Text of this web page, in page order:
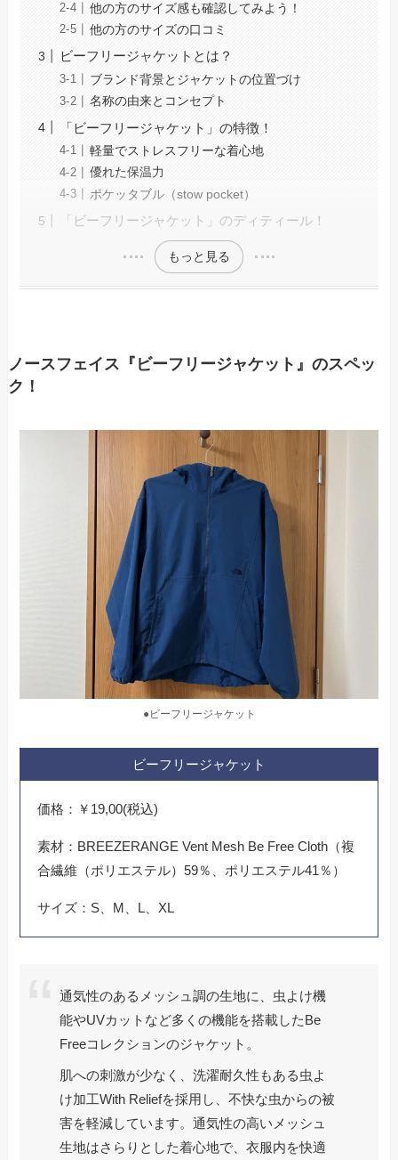
他の方のサイズ感も確認してみよう！
他の方のサイズの口コミ
ビーフリージャケットとは？
ブランド背景とジャケットの位置づけ
名称の由来とコンセプト
「ビーフリージャケット」の特徴！
軽量でストレスフリーな着心地
優れた保温力
ポケッタブル（stow pocket）
「ビーフリージャケット」のディティール！
もっと見る
ノースフェイス『ビーフリージャケット』のスペッ
ク！
●ビーフリージャケット
ビーフリージャケット
価格：￥19,00(税込)
素材：BREEZERANGE Vent Mesh Be Free Cloth（複
合繊維（ポリエステル）59％、ポリエステル41％）
サイズ：S、M、L、XL
通気性のあるメッシュ調の生地に、虫よけ機
能やUVカットなど多くの機能を搭載したBe
Freeコレクションのジャケット。
肌への刺激が少なく、洗濯耐久性もある虫よ
け加工With Reliefを採用し、不快な虫からの被
害を軽減しています。通気性の高いメッシュ
生地はさらりとした着心地で、衣服内を快適